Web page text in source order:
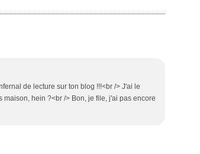
de lecture sur ton blog !!!<br /> J'ai le
hein ?<br /> Bon, je file, j'ai pas encore